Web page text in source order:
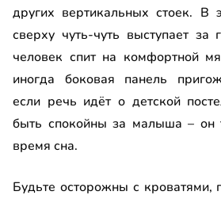
других вертикальных стоек. В
сверху чуть-чуть выступает
человек спит на комфортной
иногда боковая панель
если речь идёт о детской
быть спокойны за малыша – он
время сна.
Будьте осторожны с кроватями,